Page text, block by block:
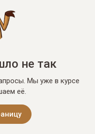
не так
Мы уже в курсе
её.